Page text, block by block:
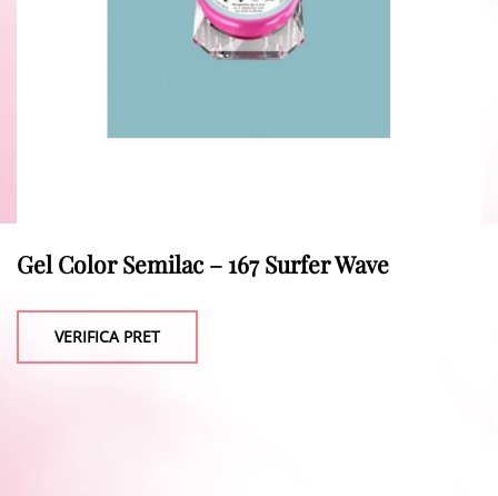
Gel Color Semilac – 167 Surfer Wave
VERIFICA PRET